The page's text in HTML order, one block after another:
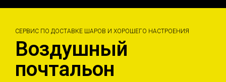
СЕРВИС ПО ДОСТАВКЕ ШАРОВ И ХОРОШЕГО НАСТРОЕНИЯ
Воздушный
почтальон